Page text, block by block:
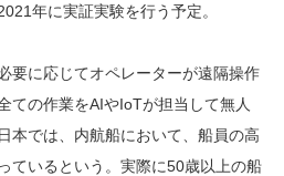
年に実証実験を行う予定。
要に応じてオペレーターが遠隔操作
ての作業をAIやIoTが担当して無人
本では、内航船において、船員の高
ているという。実際に50歳以上の船